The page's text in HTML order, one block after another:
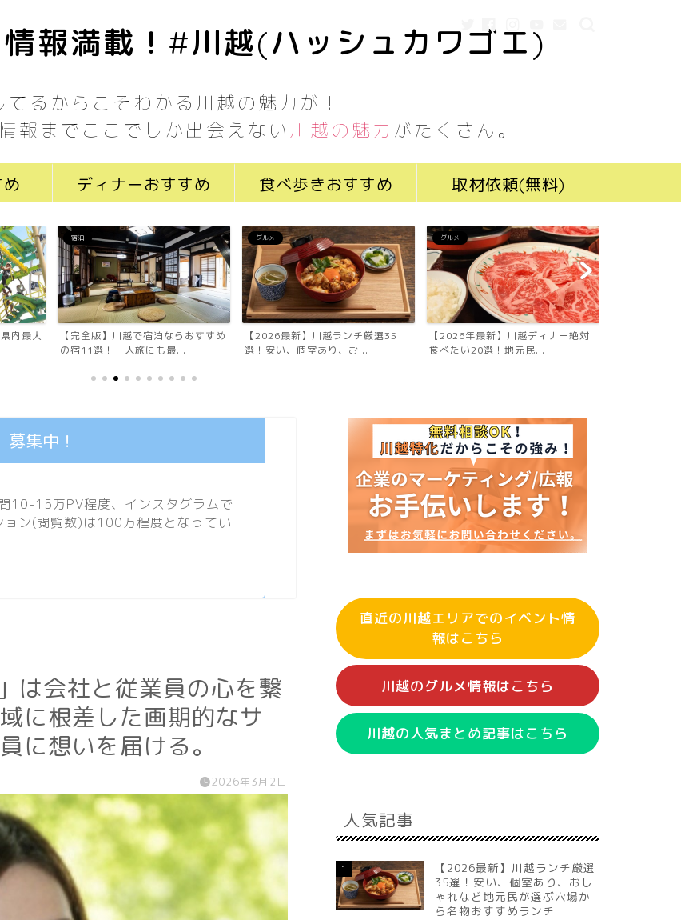
報満載！#川越(ハッシュカワゴエ)
てるからこそわかる川越の魅力が！
報までここでしか出会えない 川越の魅力 がたくさん。
ディナーおすすめ 食べ歩きおすすめ 取材依頼(無料)
内最大
宿泊
【完全版】川越で宿泊ならおすすめ
の宿11選！一人旅にも最...
グルメ
【2026最新】川越ランチ厳選35
選！安い、個室あり、お...
グルメ
【2026年最新】川越ディナー絶対
食べたい20選！地元民...
集中！
10-15万PV程度、 インスタグラムで
ン(閲覧数)は100万程度となってい
は会社と従業員の心を繋
に根差した画期的なサ
に想いを届ける。
2026年3月2日
直近の川越エリアでのイベント情
報はこちら
川越のグルメ情報はこちら
川越の人気まとめ記事はこちら
人気記事
1
【2026最新】川越ランチ厳選
35選！安い、個室あり、おし
ゃれなど地元民が選ぶ穴場か
ら名物おすすめランチ